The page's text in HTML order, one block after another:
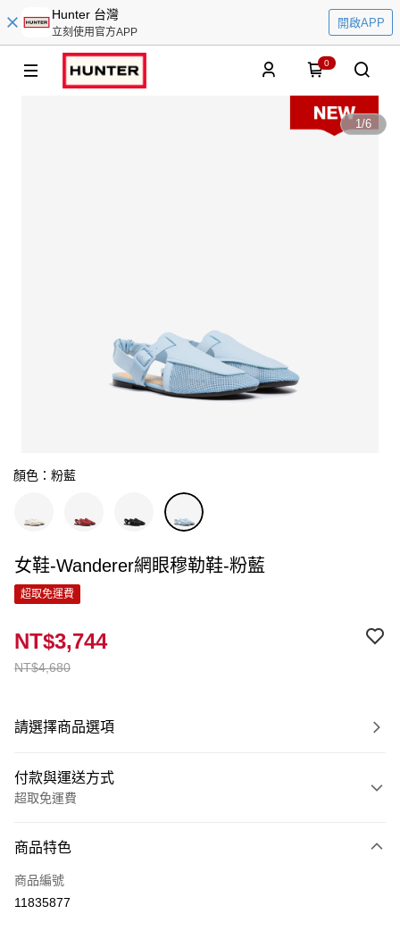
Hunter 台灣
立刻使用官方APP
開啟APP
0
1/6
顏色：粉藍
女鞋-Wanderer網眼穆勒鞋-粉藍
超取免運費
NT$4,680
NT$3,744
請選擇商品選項
付款與運送方式
超取免運費
信用卡一次付款
LINE Pay
商品特色
商品編號
11835877